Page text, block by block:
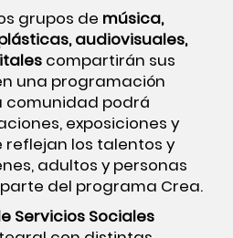
grupos de música,
audiovisuales,
compartirán sus
una programación
comunidad podrá
exposiciones y
reflejan los talentos y
adultos y personas
del programa Crea.
Servicios Sociales